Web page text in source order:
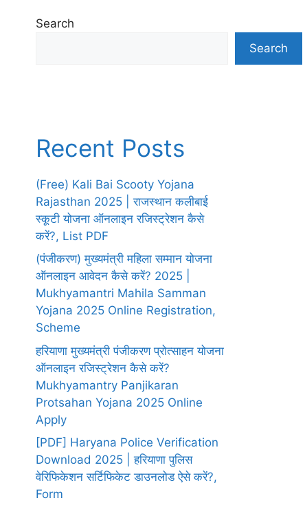
Search
Search
Recent Posts
(Free) Kali Bai Scooty Yojana
Rajasthan 2025 | राजस्थान कलीबाई
स्कूटी योजना ऑनलाइन रजिस्ट्रेशन कैसे
करें?, List PDF
(पंजीकरण) मुख्यमंत्री महिला सम्मान योजना
ऑनलाइन आवेदन कैसे करें? 2025 |
Mukhyamantri Mahila Samman
Yojana 2025 Online Registration,
Scheme
हरियाणा मुख्यमंत्री पंजीकरण प्रोत्साहन योजना
ऑनलाइन रजिस्ट्रेशन कैसे करें?
Mukhyamantry Panjikaran
Protsahan Yojana 2025 Online
Apply
[PDF] Haryana Police Verification
Download 2025 | हरियाणा पुलिस
वेरिफिकेशन सर्टिफिकेट डाउनलोड ऐसे करें?,
Form